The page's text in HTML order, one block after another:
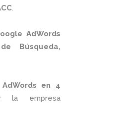
.
AdWords
Búsqueda,
AdWords en 4
la empresa